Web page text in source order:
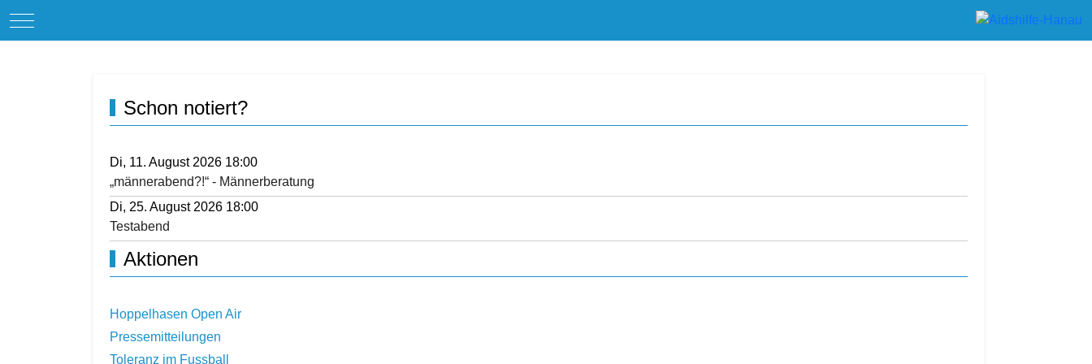
Mobile Menu Toggle
Schon notiert?
Di, 11. August 2026 18:00
„männerabend?!“ - Männerberatung
Di, 25. August 2026 18:00
Testabend
Aktionen
Hoppelhasen Open Air
Pressemitteilungen
Toleranz im Fussball